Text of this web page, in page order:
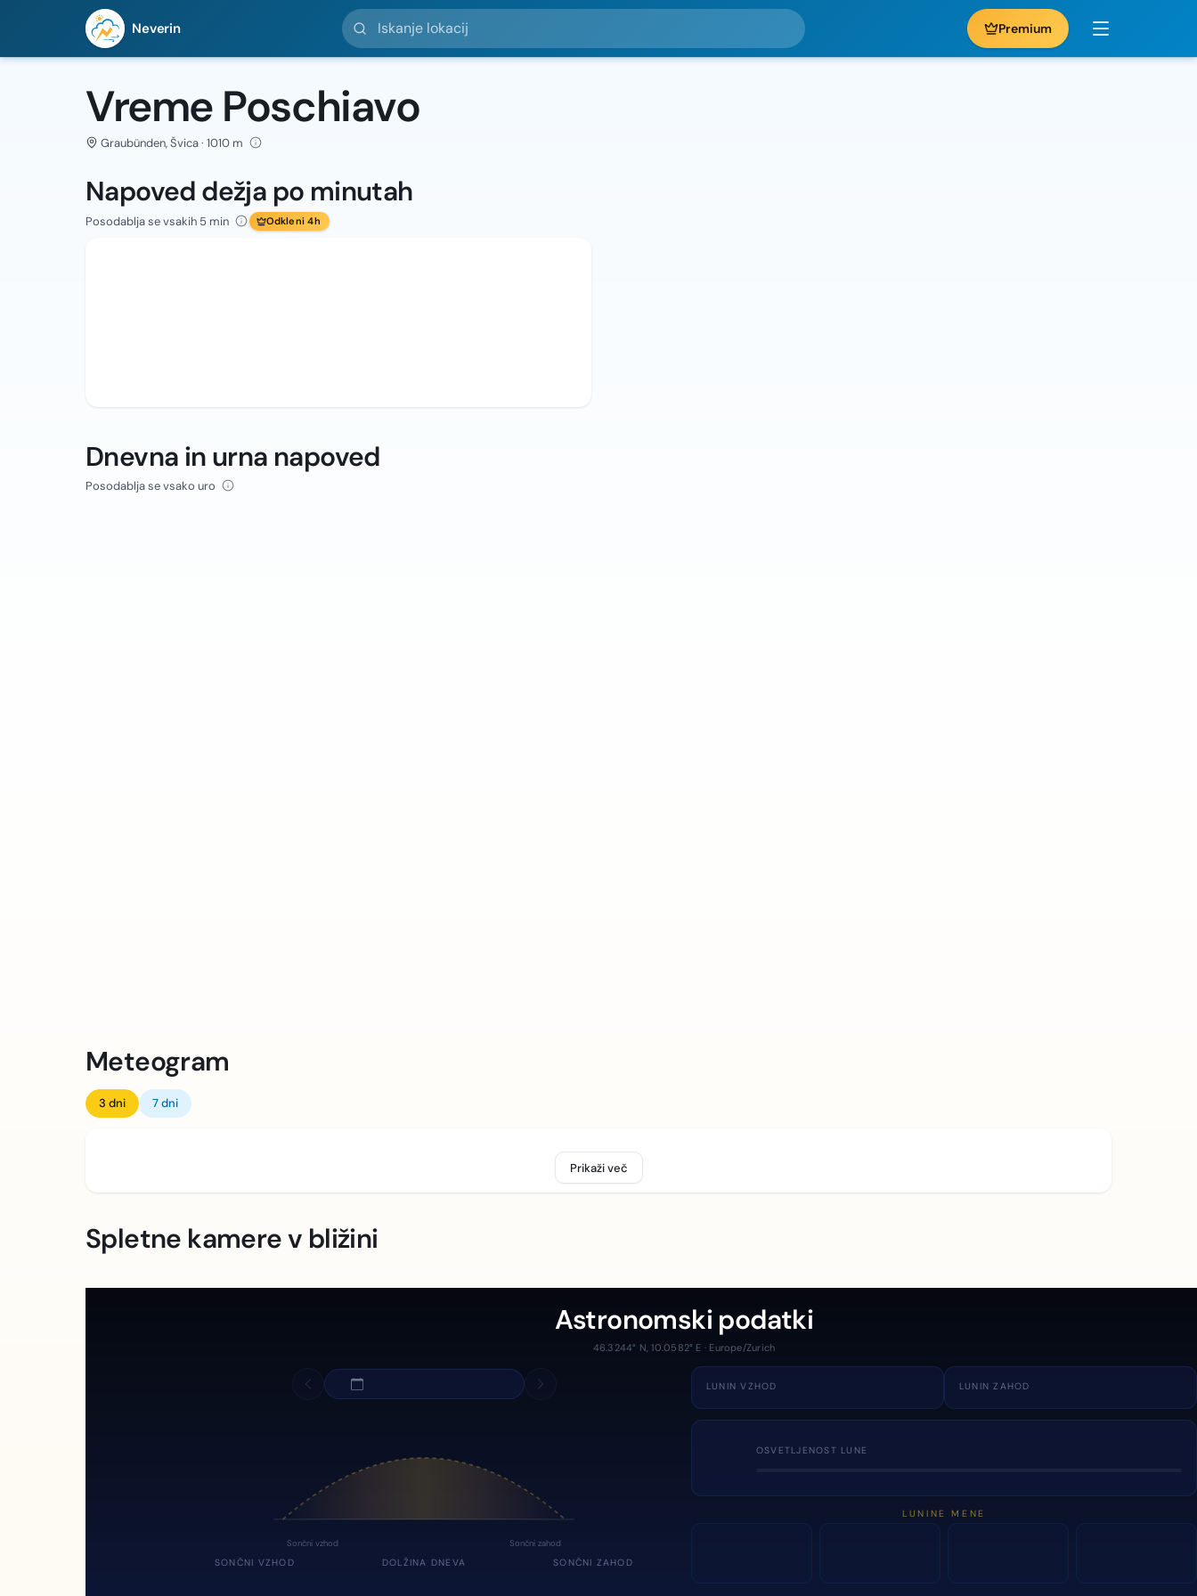
Neverin
Iskanje lokacij
Premium
Vreme Poschiavo
Graubünden, Švica · 1010 m
Napoved dežja po minutah
Posodablja se vsakih 5 min Odkleni 4h
Dnevna in urna napoved
Posodablja se vsako uro
Meteogram
3 dni 7 dni
Prikaži več
Spletne kamere v bližini
Astronomski podatki
46.3244° N, 10.0582° E · Europe/Zurich
Sončni vzhod Sončni zahod
SONČNI VZHOD DOLŽINA DNEVA SONČNI ZAHOD
LUNIN VZHOD LUNIN ZAHOD
OSVETLJENOST LUNE
LUNINE MENE